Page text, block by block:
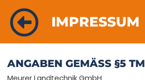
IMPRESSUM
ANGABEN GEMÄSS §5 TMG
Meurer Landtechnik GmbH